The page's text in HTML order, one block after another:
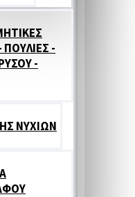
ΠΟΥΛΙΕΣ -
-
ΝΥΧΙΩΝ